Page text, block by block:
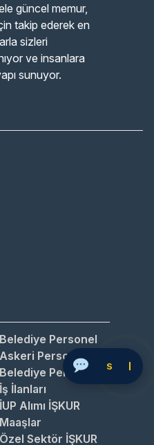
güncel memur,
takip ederek en
sizleri
ve insanlara
sunuyor.
Belediye Personel
Askeri Personel
Belediye Personel
İş İlanları
İUP Alımı İŞKUR
Maaşlar
Özel Sektör İŞKUR
Soru Sor